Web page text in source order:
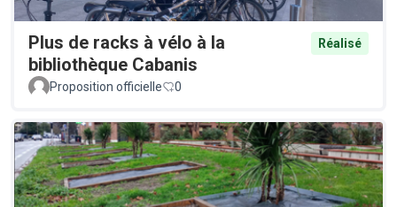
Plus de racks à vélo à la
bibliothèque Cabanis
Réalisé
Proposition officielle 0